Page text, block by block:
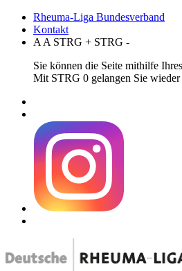
Rheuma-Liga Bundesverband
Kontakt
A A STRG + STRG -
Sie können die Seite mithilfe
Mit STRG 0 gelangen Sie wieder